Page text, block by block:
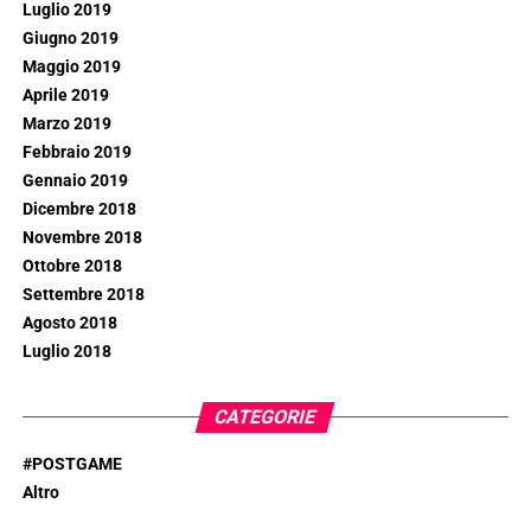
Luglio 2019
Giugno 2019
Maggio 2019
Aprile 2019
Marzo 2019
Febbraio 2019
Gennaio 2019
Dicembre 2018
Novembre 2018
Ottobre 2018
Settembre 2018
Agosto 2018
Luglio 2018
CATEGORIE
#POSTGAME
Altro